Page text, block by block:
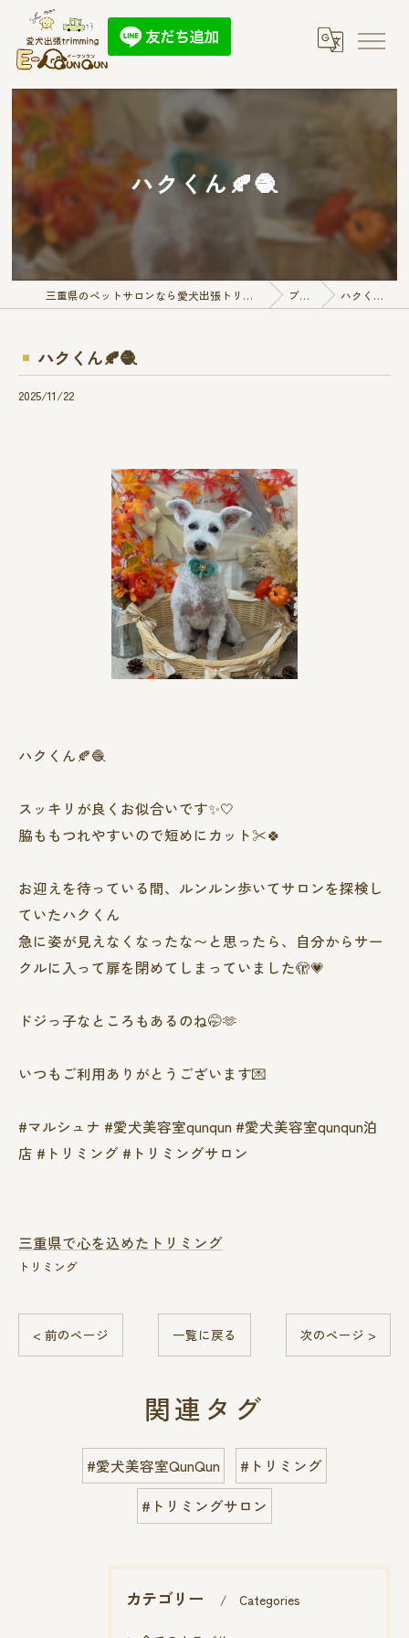
ハクくん🍂🧶
三重県のペットサロンなら愛犬出張トリミング E-QunQun ブログ ハクくん🍂🧶
ハクくん🍂🧶
2025/11/22
ハクくん🍂🧶
スッキリが良くお似合いです✨🤍
脇ももつれやすいので短めにカット✂️🍀
お迎えを待っている間、ルンルン歩いてサロンを探検し
ていたハクくん
急に姿が見えなくなったな〜と思ったら、自分からサー
クルに入って扉を閉めてしまっていました🫣💗
ドジっ子なところもあるのね🤭🫶
いつもご利用ありがとうございます💌
#マルシュナ #愛犬美容室qunqun #愛犬美容室qunqun泊
店 #トリミング #トリミングサロン
三重県で心を込めたトリミング
トリミング
< 前のページ 一覧に戻る 次のページ >
関連タグ
#愛犬美容室QunQun
#トリミング
#トリミングサロン
カテゴリー Categories